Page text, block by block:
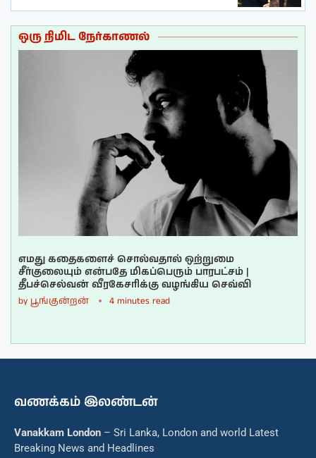
ஒரு நிமிட நேர்காணல்
எமது கதைகளைச் சொல்வதால் ஒற்றுமை
சீர்குலையும் என்பதே மிகப்பெரும் பாரபட்சம் |
தீபச்செல்வன் வீரகேசரிக்கு வழங்கிய செவ்வி
by பூங்குன்றன் 4 minutes read
வணக்கம் இலண்டன்
Vanakkam London – Sri Lanka, London and world Latest
Breaking News and Headlines